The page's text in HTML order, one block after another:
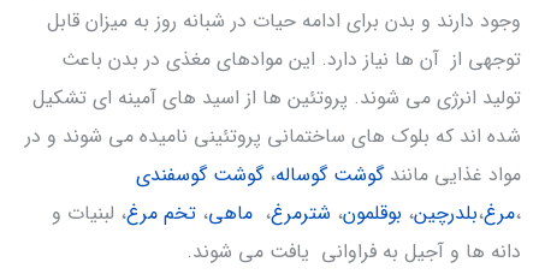
وجود دارند و بدن برای ادامه حیات در شبانه روز به میزان قابل
توجهی از آن ها نیاز دارد. این موادهای مغذی در بدن باعث
تولید انرژی می شوند. پروتئین ها از اسید های آمینه ای تشکیل
شده اند که بلوک های ساختمانی پروتئینی نامیده می شوند و در
مواد غذایی مانندگوشت گوساله،گوشت گوسفندی
،مرغ،بلدرچین، بوقلمون، شترمرغ، ماهی، تخم مرغ، لبنیات و
دانه ها و آجیل به فراوانی یافت می شوند.